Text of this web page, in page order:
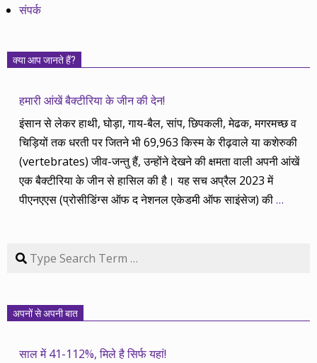
संपर्क
क्या आप जानते हैं?
हमारी आंखें बैक्टीरिया के जीन की देन!
इंसान से लेकर हाथी, घोड़ा, गाय-बैल, सांप, छिपकली, मेढक, मगरमच्छ व
चिड़ियों तक धरती पर जितने भी 69,963 किस्म के रीढ़वाले या कशेरुकी
(vertebrates) जीव-जन्तु हैं, उन्होंने देखने की क्षमता वाली अपनी आंखें
एक बैक्टीरिया के जीन से हासिल की है। यह सच अप्रैल 2023 में
पीएनएएस (प्रोसीडिंग्स ऑफ द नेशनल एकेडमी ऑफ साइंसेज) की…
Search
अपनों से अपनी बात
साल में 41-112%, मिले है सिर्फ यहां!